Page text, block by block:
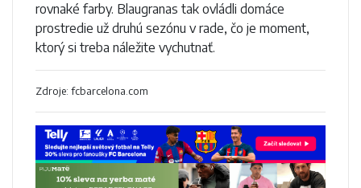
rovnaké farby. Blaugranas tak ovládli domáce
prostredie už druhú sezónu v rade, čo je moment,
ktorý si treba náležite vychutnať.
Zdroje: fcbarcelona.com